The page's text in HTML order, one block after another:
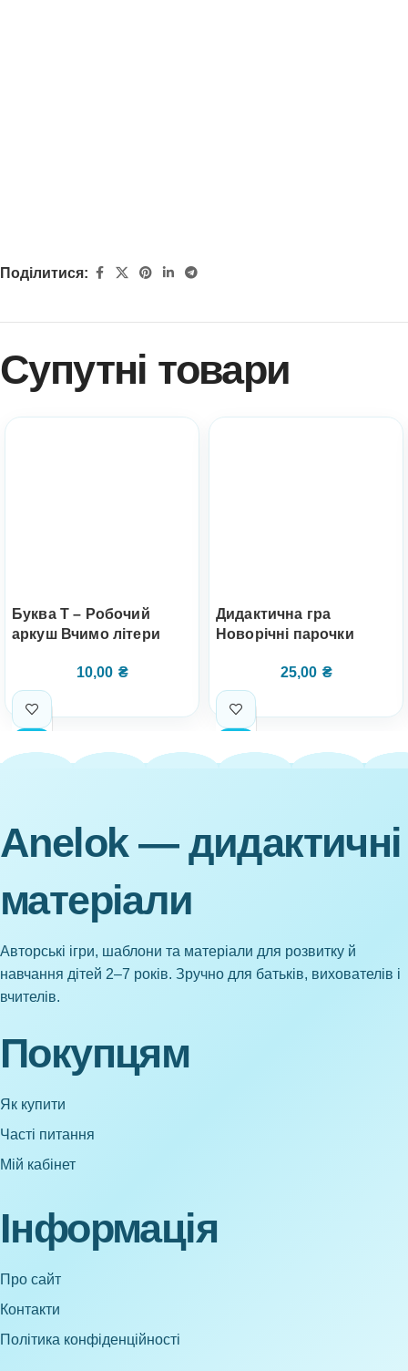
Поділитися:
Супутні товари
Буква Т – Робочий
аркуш Вчимо літери
10,00 ₴
Дидактична гра
Новорічні парочки
25,00 ₴
Anelok — дидактичні
матеріали
Авторські ігри, шаблони та матеріали для розвитку й
навчання дітей 2–7 років. Зручно для батьків, вихователів і
вчителів.
Покупцям
Як купити
Часті питання
Мій кабінет
Інформація
Про сайт
Контакти
Політика конфіденційності